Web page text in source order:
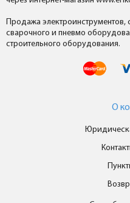
Продажа электроинструментов,
сварочного и пневмо
строительного оборудования.
О